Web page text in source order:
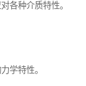
各种介质特性。
学特性。